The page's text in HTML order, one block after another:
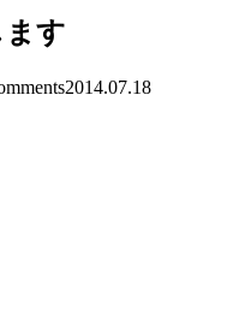
ます
2014.07.18